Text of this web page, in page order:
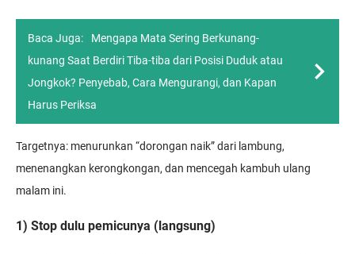
Baca Juga:
Mengapa Mata Sering Berkunang-
kunang Saat Berdiri Tiba-tiba dari Posisi Duduk atau
Jongkok? Penyebab, Cara Mengurangi, dan Kapan
Harus Periksa
Targetnya: menurunkan “dorongan naik” dari lambung,
menenangkan kerongkongan, dan mencegah kambuh ulang
malam ini.
1) Stop dulu pemicunya (langsung)